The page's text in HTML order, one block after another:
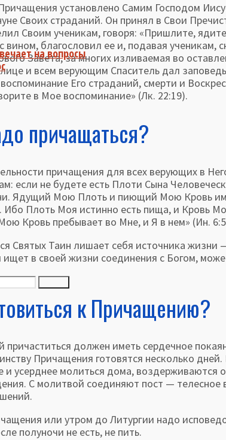
на вопросы
установлено Самим Господом
Своих страданий. Он принял в Свои
Своим ученикам, говоря: «Пришлите,
благословил ее и, подавая учени­кам,
Завета, за многих изливаемая во
и всем верующим Спаситель дал
Его страданий, смерти и
в Мое воспоминание» (Лк. 22:19).
причащаться?
причащения для всех верующих в Него
если не будете есть Плоти Сына
Ядущий Мою Плоть и пиющий Мою Кровь
Ибо Плоть Моя истинно есть пища, и Кровь
Кровь пребывает во Мне, и Я в нем» (Ин.
Святых Таин лишает себя источника жиз­ни —
в своей жизни соединения с Богом,
к Причащению?
должен иметь сердечное
Причащения готовятся несколько
и усерднее молиться дома, воздерживаются
С молитвой соединяют пост —
или утром до Литургии надо
полуночи не есть, не пить.